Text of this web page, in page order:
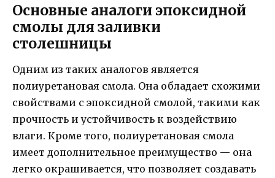
Основные аналоги эпоксидной
смолы для заливки
столешницы
Одним из таких аналогов является
полиуретановая смола. Она обладает схожими
свойствами с эпоксидной смолой, такими как
прочность и устойчивость к воздействию
влаги. Кроме того, полиуретановая смола
имеет дополнительное преимущество — она
легко окрашивается, что позволяет создавать